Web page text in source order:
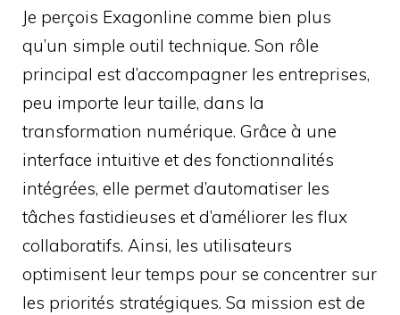
Je perçois Exagonline comme bien plus
qu’un simple outil technique. Son rôle
principal est d’accompagner les entreprises,
peu importe leur taille, dans la
transformation numérique. Grâce à une
interface intuitive et des fonctionnalités
intégrées, elle permet d’automatiser les
tâches fastidieuses et d’améliorer les flux
collaboratifs. Ainsi, les utilisateurs
optimisent leur temps pour se concentrer sur
les priorités stratégiques. Sa mission est de